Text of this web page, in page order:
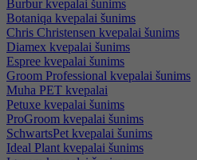
Burbur kvepalai šunims
Botaniqa kvepalai šunims
Chris Christensen kvepalai šunims
Diamex kvepalai šunims
Espree kvepalai šunims
Groom Professional kvepalai šunims
Muha PET kvepalai
Petuxe kvepalai šunims
ProGroom kvepalai šunims
SchwartsPet kvepalai šunims
Ideal Plant kvepalai šunims